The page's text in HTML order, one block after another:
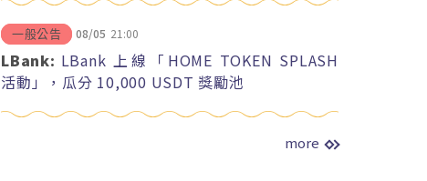
一般公告 08/05 21:00
LBank: LBank 上線「HOME TOKEN SPLASH
活動」，瓜分 10,000 USDT 獎勵池
more